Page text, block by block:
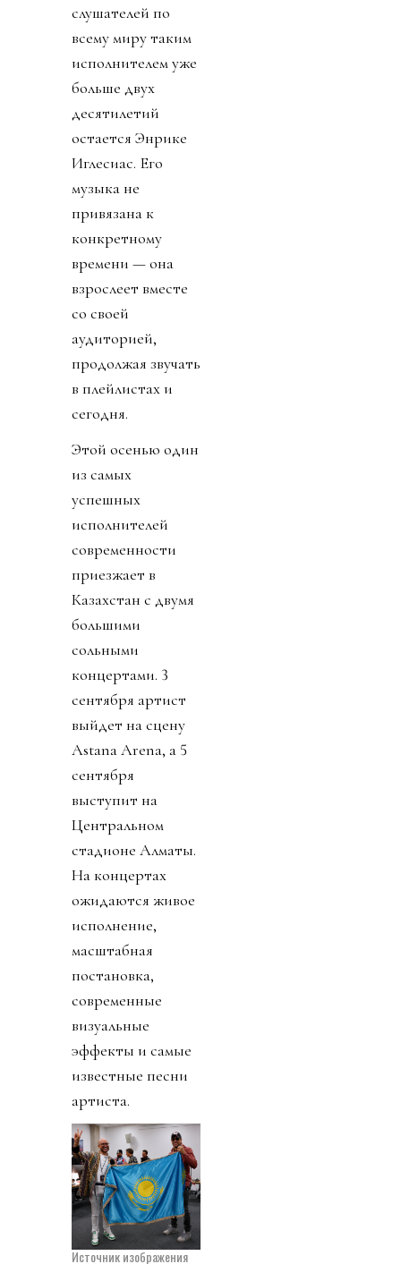
слушателей по
всему миру таким
исполнителем уже
больше двух
десятилетий
остается Энрике
Иглесиас. Его
музыка не
привязана к
конкретному
времени — она
взрослеет вместе
со своей
аудиторией,
продолжая звучать
в плейлистах и
сегодня.
Этой осенью один
из самых
успешных
исполнителей
современности
приезжает в
Казахстан с двумя
большими
сольными
концертами. 3
сентября артист
выйдет на сцену
Astana Arena, а 5
сентября
выступит на
Центральном
стадионе Алматы.
На концертах
ожидаются живое
исполнение,
масштабная
постановка,
современные
визуальные
эффекты и самые
известные песни
артиста.
Источник изображения